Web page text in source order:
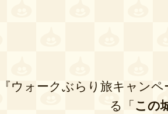
『ウォークぶらり旅キャン
る「 この